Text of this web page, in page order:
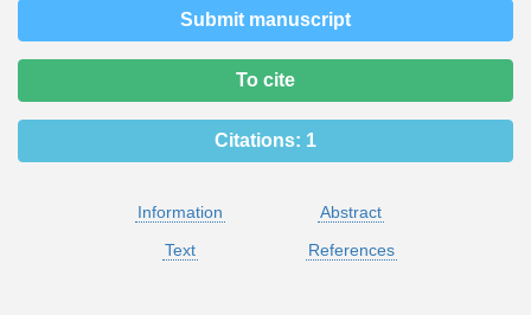
Submit manuscript
To cite
Citations: 1
Information
Abstract
Text
References